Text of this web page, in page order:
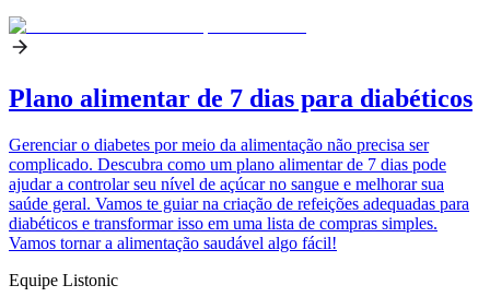
Plano alimentar de 7 dias para diabéticos
Gerenciar o diabetes por meio da alimentação não precisa ser
complicado. Descubra como um plano alimentar de 7 dias pode
ajudar a controlar seu nível de açúcar no sangue e melhorar sua
saúde geral. Vamos te guiar na criação de refeições adequadas para
diabéticos e transformar isso em uma lista de compras simples.
Vamos tornar a alimentação saudável algo fácil!
Equipe Listonic